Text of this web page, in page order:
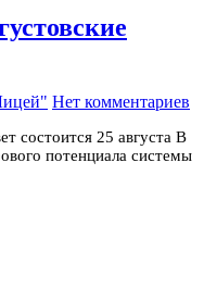
Нет комментариев
состоится 25 августа В
потенциала системы